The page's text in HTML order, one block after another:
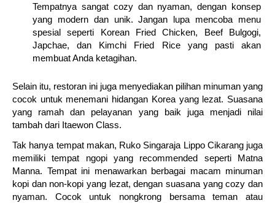
Tempatnya sangat cozy dan nyaman, dengan konsep
yang modern dan unik. Jangan lupa mencoba menu
spesial seperti Korean Fried Chicken, Beef Bulgogi,
Japchae, dan Kimchi Fried Rice yang pasti akan
membuat Anda ketagihan.
Selain itu, restoran ini juga menyediakan pilihan minuman yang
cocok untuk menemani hidangan Korea yang lezat. Suasana
yang ramah dan pelayanan yang baik juga menjadi nilai
tambah dari Itaewon Class.
Tak hanya tempat makan, Ruko Singaraja Lippo Cikarang juga
memiliki tempat ngopi yang recommended seperti Matna
Manna. Tempat ini menawarkan berbagai macam minuman
kopi dan non-kopi yang lezat, dengan suasana yang cozy dan
nyaman. Cocok untuk nongkrong bersama teman atau